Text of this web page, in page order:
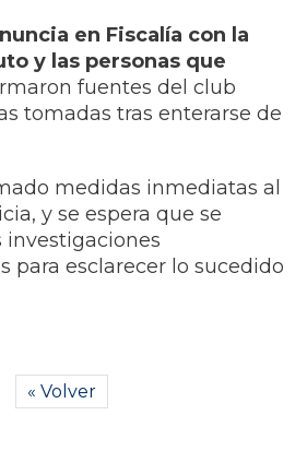
en Fiscalía con la
y las personas que
fuentes del club
tomadas tras enterarse de
medidas inmediatas al
y se espera que se
investigaciones
para esclarecer lo sucedido
« Volver